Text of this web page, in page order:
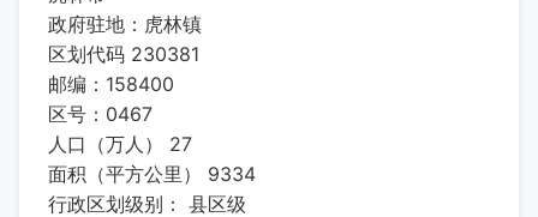
政府驻地：虎林镇
区划代码 230381
邮编：158400
区号：0467
人口（万人） 27
面积（平方公里） 9334
行政区划级别： 县区级